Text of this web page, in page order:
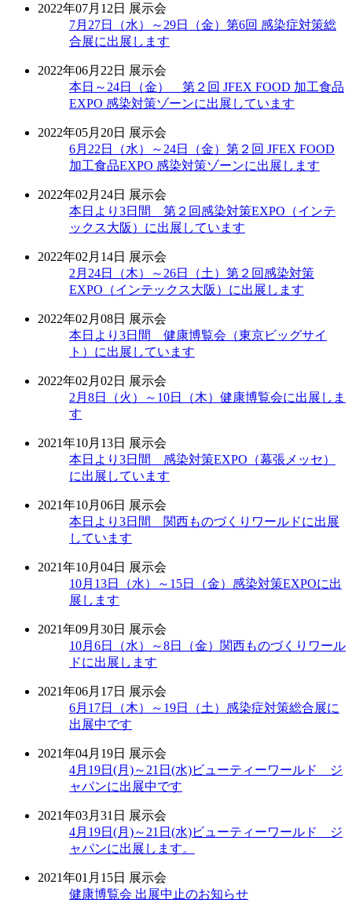
2022年07月12日 展示会
7月27日（水）～29日（金）第6回 感染症対策総
合展に出展します
2022年06月22日 展示会
本日～24日（金） 第２回 JFEX FOOD 加工食品
EXPO 感染対策ゾーンに出展しています
2022年05月20日 展示会
6月22日（水）～24日（金）第２回 JFEX FOOD
加工食品EXPO 感染対策ゾーンに出展します
2022年02月24日 展示会
本日より3日間 第２回感染対策EXPO（インテ
ックス大阪）に出展しています
2022年02月14日 展示会
2月24日（木）～26日（土）第２回感染対策
EXPO（インテックス大阪）に出展します
2022年02月08日 展示会
本日より3日間 健康博覧会（東京ビッグサイ
ト）に出展しています
2022年02月02日 展示会
2月8日（火）～10日（木）健康博覧会に出展しま
す
2021年10月13日 展示会
本日より3日間 感染対策EXPO（幕張メッセ）
に出展しています
2021年10月06日 展示会
本日より3日間 関西ものづくりワールドに出展
しています
2021年10月04日 展示会
10月13日（水）～15日（金）感染対策EXPOに出
展します
2021年09月30日 展示会
10月6日（水）～8日（金）関西ものづくりワール
ドに出展します
2021年06月17日 展示会
6月17日（木）～19日（土）感染症対策総合展に
出展中です
2021年04月19日 展示会
4月19日(月)～21日(水)ビューティーワールド ジ
ャパンに出展中です
2021年03月31日 展示会
4月19日(月)～21日(水)ビューティーワールド ジ
ャパンに出展します。
2021年01月15日 展示会
健康博覧会 出展中止のお知らせ